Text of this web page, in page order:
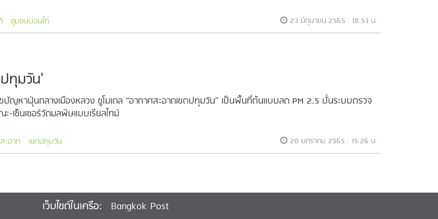
ชุมชนบ่อนไก่ 23 มิถุนายน 2565 : 18:53 น.
ทุมวัน'
ญหาฝุ่นกลางเมืองหลวง ชูโมเดล “อากาศสะอาดเขตปทุมวัน” เป็นพื้นที่ต้นแบบลด PM 2.5 ปั้นระบบตรวจ
เซ็นเซอร์วัดมลพิษแบบเรียลไทม์
ะอาด เขตปทุมวัน 20 มกราคม 2565 : 15:26 น.
เว็บไซต์ในเครือ: Bangkok Post